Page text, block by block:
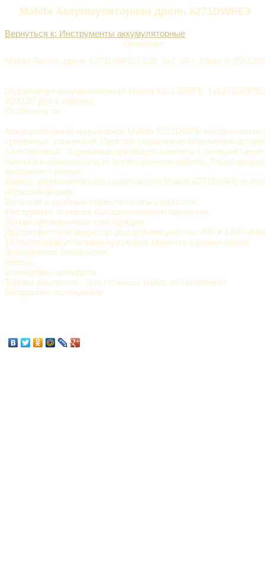
Makita Аккуммуляторная дрель 6271DWPE3
Вернуться к: Инструменты аккумуляторные
Описание
Makita Аккум. дрель 6271DWPE3 12В, 3х1.3Aч, 10мм, 0
Шуруповерт аккумуляторный Makita 6271 DWPE 3
4100.00 руб в корзину
Особенности:
Аккумуляторный шуруповерт Makita 6271DWPE предназначен
крепежных элементов. Простое управление обеспечено
электроникой. 16 режимов крутящего момента + позиция
нужного в зависимости от интенсивности работы. Также
вращение – реверс.
Корпус аккумуляторного шуруповерта Makita 6271DWPE
образной форме.
Большой и удобный переключатель скоростей.
Инструмент оснащен быстрозажимным патроном.
Легкая эргономичная конструкция.
Двухскоростной редуктор, два режима работы: 400 и 1300 об/
16 положений установки крутящего момента и режим дрели.
Электронное управление.
Реверс.
Блокировка шпинделя.
Тормоз двигателя – для сложных работ по сверлению.
Воздушное охлаждение.